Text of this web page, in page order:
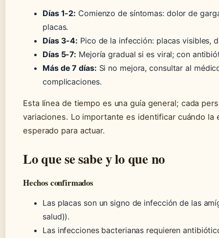
Días 1-2: Comienzo de síntomas: dolor de
placas.
Días 3-4: Pico de la infección: placas visibles,
Días 5-7: Mejoría gradual si es viral; con
Más de 7 días: Si no mejora, consultar al
complicaciones.
Esta línea de tiempo es una guía general; cada
variaciones. Lo importante es identificar cuándo la
esperado para actuar.
Lo que se sabe y lo que no
Hechos confirmados
Las placas son un signo de infección de las
salud)).
Las infecciones bacterianas requieren